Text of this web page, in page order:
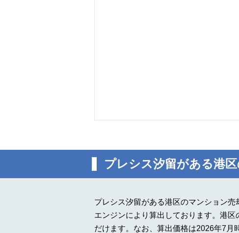
プレシス汐留がある港
プレシス汐留がある港区のマンション
エンジンにより算出しております。港
だけます。なお、算出価格は2026年7月